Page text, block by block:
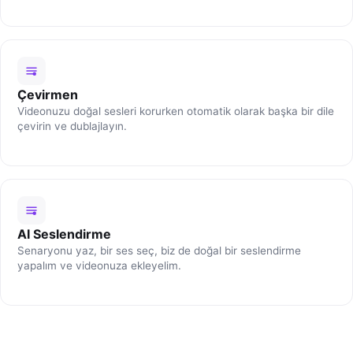
Çevirmen
Videonuzu doğal sesleri korurken otomatik olarak başka bir dile
çevirin ve dublajlayın.
AI Seslendirme
Senaryonu yaz, bir ses seç, biz de doğal bir seslendirme
yapalım ve videonuza ekleyelim.